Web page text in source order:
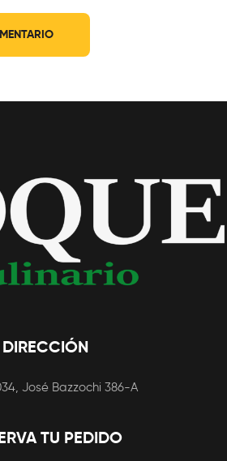
DIRECCIÓN
José Bazzochi 386-A
TU PEDIDO